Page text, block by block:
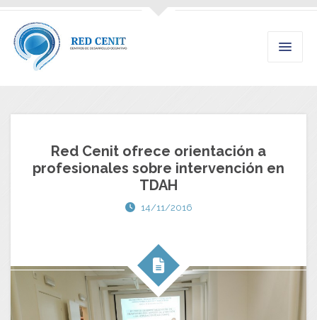
Red Cenit ofrece orientación a
profesionales sobre intervención en
TDAH
14/11/2016